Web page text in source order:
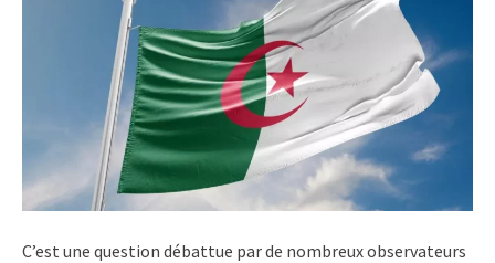
C’est une question débattue par de nombreux observateurs